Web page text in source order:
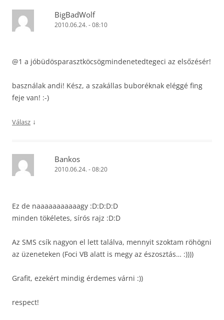
BigBadWolf
2010.06.24. - 08:10
@1 a jóbüdösparasztköcsögmindenetedtegeci az elsőzésér!
basználak andi! Kész, a szakállas buboréknak eléggé fing
feje van! :-)
Válasz ↓
Bankos
2010.06.24. - 08:20
Ez de naaaaaaaaaaagy :D:D:D:D
minden tökéletes, sírós rajz :D:D
Az SMS csík nagyon el lett találva, mennyit szoktam röhögni
az üzeneteken (Foci VB alatt is megy az észosztás… :))))
Grafit, ezekért mindig érdemes várni :))
respect!